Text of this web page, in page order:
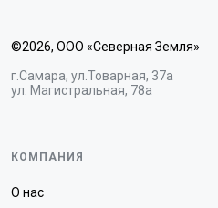
©2026, ООО «Северная Земля»
г.Самара, ул.Товарная, 37а
ул. Магистральная, 78а
КОМПАНИЯ
О нас